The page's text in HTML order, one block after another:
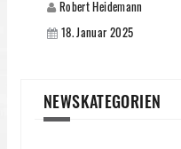
Robert Heidemann
18. Januar 2025
NEWSKATEGORIEN